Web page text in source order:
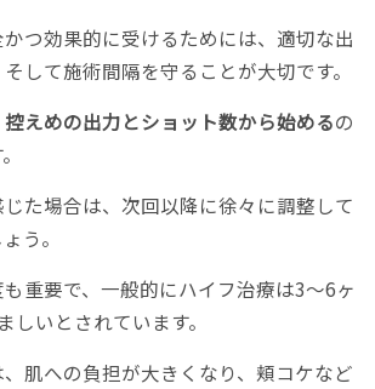
つ効果的に受けるためには、適切な出
して施術間隔を守ることが大切です。
控えめの出力とショット数から始めるの
た場合は、次回以降に徐々に調整して
う。
重要で、一般的にハイフ治療は3〜6ヶ
しいとされています。
肌への負担が大きくなり、頬コケなど